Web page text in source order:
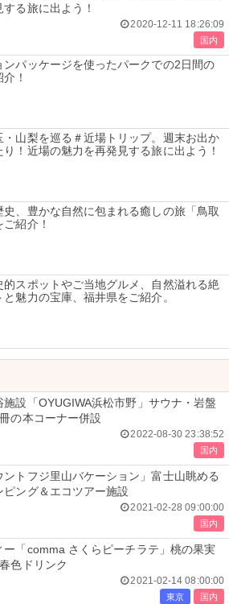
する旅に出よう！
2020-12-11 18:26:09
国内
ンパッケージを使ったパークでの2日間の
！
・山梨を巡る＃近場トリップ。週末お出か
り！近場の魅力を再発見する旅に出よう！
史、豊かな自然に包まれる癒しの旅「鳥取
紹介！
的スポットやご当地グルメ、自然溢れる絶
魅力の宝庫、福井県をご紹介。
施設「OYUGIWA浜松市野」サウナ・岩盤
の本コーナー併設
2022-08-30 23:38:52
国内
ントフジ里山バケーション」富士山眺める
ピング＆エコツアー施設
2021-02-28 09:00:00
国内
ー「comma さくらピーチラテ」桃の果実
色ドリンク
2021-02-14 08:00:00
東京 国内